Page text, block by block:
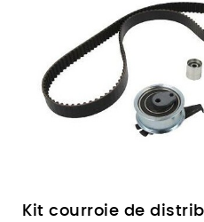
Kit courroie de